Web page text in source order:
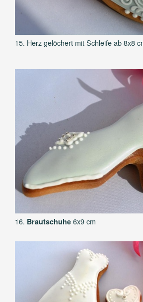
15. Herz gelöchert mit Schleife ab 8x8
16. Brautschuhe 6x9 cm